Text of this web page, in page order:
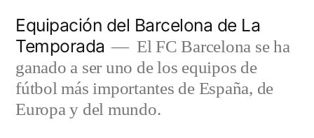
contenido
Equipación del Barcelona de La
Temporada
El FC Barcelona se ha
ganado a ser uno de los equipos de
fútbol más importantes de España, de
Europa y del mundo.